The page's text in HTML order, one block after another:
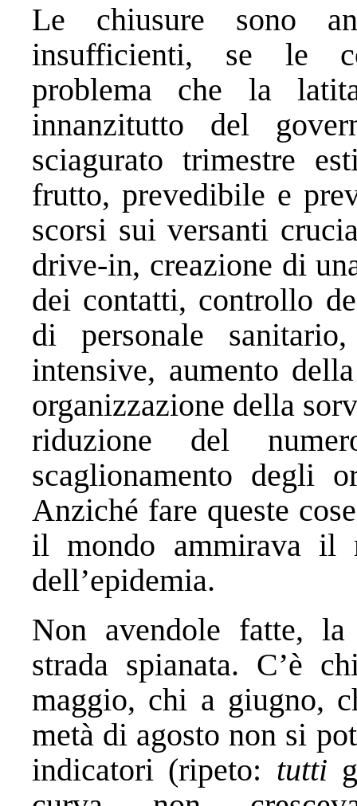
Le chiusure sono
insufficienti, se le
problema che la
innanzitutto del
sciagurato trimestre
frutto, prevedibile e
scorsi sui versanti
drive-in, creazione di
dei contatti, controllo
di personale
intensive, aumento
organizzazione della
riduzione del
scaglionamento degli
Anziché fare queste
il mondo ammirava il
dell’epidemia.
Non avendole fatte,
strada spianata. C’è
maggio, chi a giugno,
metà di agosto non si
indicatori (ripeto: tutti